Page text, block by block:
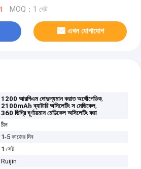
MOQ：1 সেট
এখন যোগাযোগ
1200 আরপিএম দোদুল্যমান করাত অর্থোপেডিক,
2100mAh ব্যাটারি অসিলেটিং স মেডিকেল,
360 ডিগ্রি ঘূর্ণায়মান মেডিকেল অসিলেটিং করা
চীন
1-5 কাজের দিন
1 সেট
Ruijin